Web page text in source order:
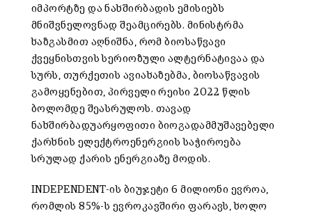
იმპორტზე და ნახშირბადის ემისიებს
მნიშვნელოვნად შეამცირებს. მინისტრმა
ხაზგასმით აღნიშნა, რომ ბიოსაწვავი
ქვეყნისთვის სერიოზული ალტერნატივაა და
სურს, თურქეთის ავიახაზებმა, ბიოსაწვავის
გამოყენებით, პირველი რეისი 2022 წლის
ბოლომდე შეასრულოს. თავად
ნახშირბადუარყოფითი ბიოგადამმუშავებელი
ქარხნის ელექტროენერგიის საჭიროება
სრულად ქარის ენერგიაზე მოდის.
INDEPENDENT-ის ბიუჯეტი 6 მილიონი ევროა,
რომლის 85%-ს ევროკავშირი ფარავს, ხოლო